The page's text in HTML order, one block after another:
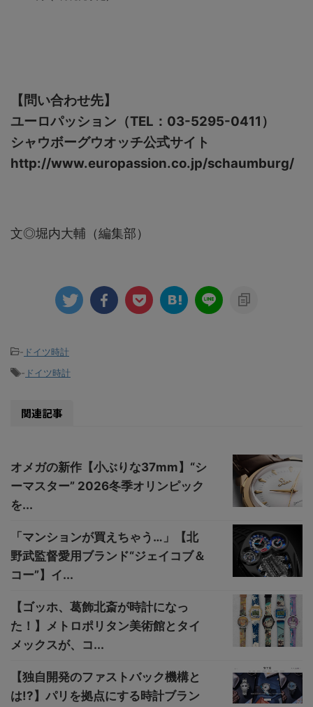
【問い合わせ先】
ユーロパッション（TEL：03-5295-0411）
シャウボーグウオッチ公式サイト
http://www.europassion.co.jp/schaumburg/
文◎堀内大輔（編集部）
- ドイツ時計
- ドイツ時計
関連記事
オメガの新作【小ぶりな37mm】“シ
ーマスター” 2026冬季オリンピック
を...
「マンションが買えちゃう…」【北
野武監督愛用ブランド“ジェイコブ＆
コー”】イ...
【ゴッホ、葛飾北斎が時計になっ
た！】メトロポリタン美術館とタイ
メックスが、コ...
【独自開発のファストバック機構と
は!?】パリを拠点にする時計ブラン